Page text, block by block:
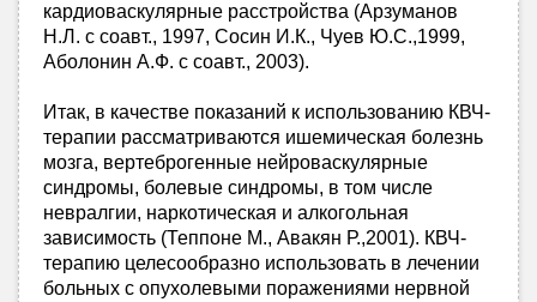
кардиоваскулярные расстройства (Арзуманов
Н.Л. с соавт., 1997, Сосин И.К., Чуев Ю.С.,1999,
Аболонин А.Ф. с соавт., 2003).
Итак, в качестве показаний к использованию КВЧ-
терапии рассматриваются ишемическая болезнь
мозга, вертеброгенные нейроваскулярные
синдромы, болевые синдромы, в том числе
невралгии, наркотическая и алкогольная
зависимость (Теппоне М., Авакян Р.,2001). КВЧ-
терапию целесообразно использовать в лечении
больных с опухолевыми поражениями нервной